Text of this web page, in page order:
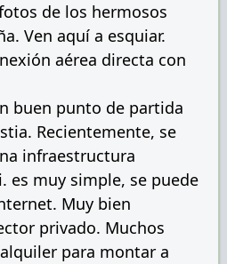
de los hermosos
Ven aquí a esquiar.
aérea directa con
buen punto de partida
Recientemente, se
infraestructura
es muy simple, se puede
Muy bien
privado. Muchos
para montar a